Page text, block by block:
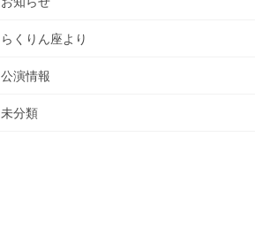
らくりん座より
公演情報
未分類